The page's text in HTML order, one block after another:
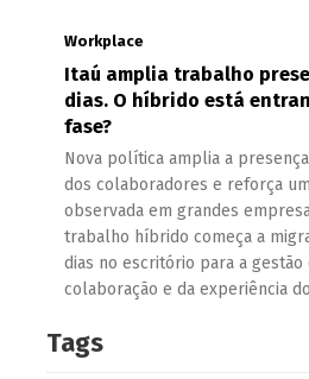
Workplace
Itaú amplia trabalho
dias. O híbrido está
fase?
Nova política amplia a
dos colaboradores e reforça
observada em grandes
trabalho híbrido começa a
dias no escritório para a gestão
colaboração e da experiência
Tags